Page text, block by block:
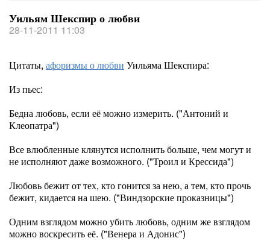
Уильям Шекспир о любви
28-11-2011 11:03
Цитаты, афоризмы о любви Уильяма Шекспира:
Из пьес:
Бедна любовь, если её можно измерить. ("Антоний и
Клеопатра")
Все влюбленные клянутся исполнить больше, чем могут и
не исполняют даже возможного. ("Троил и Крессида")
Любовь бежит от тех, кто гонится за нею, а тем, кто прочь
бежит, кидается на шею. ("Виндзорские проказницы")
Одним взглядом можно убить любовь, одним же взглядом
можно воскресить её. ("Венера и Адонис")